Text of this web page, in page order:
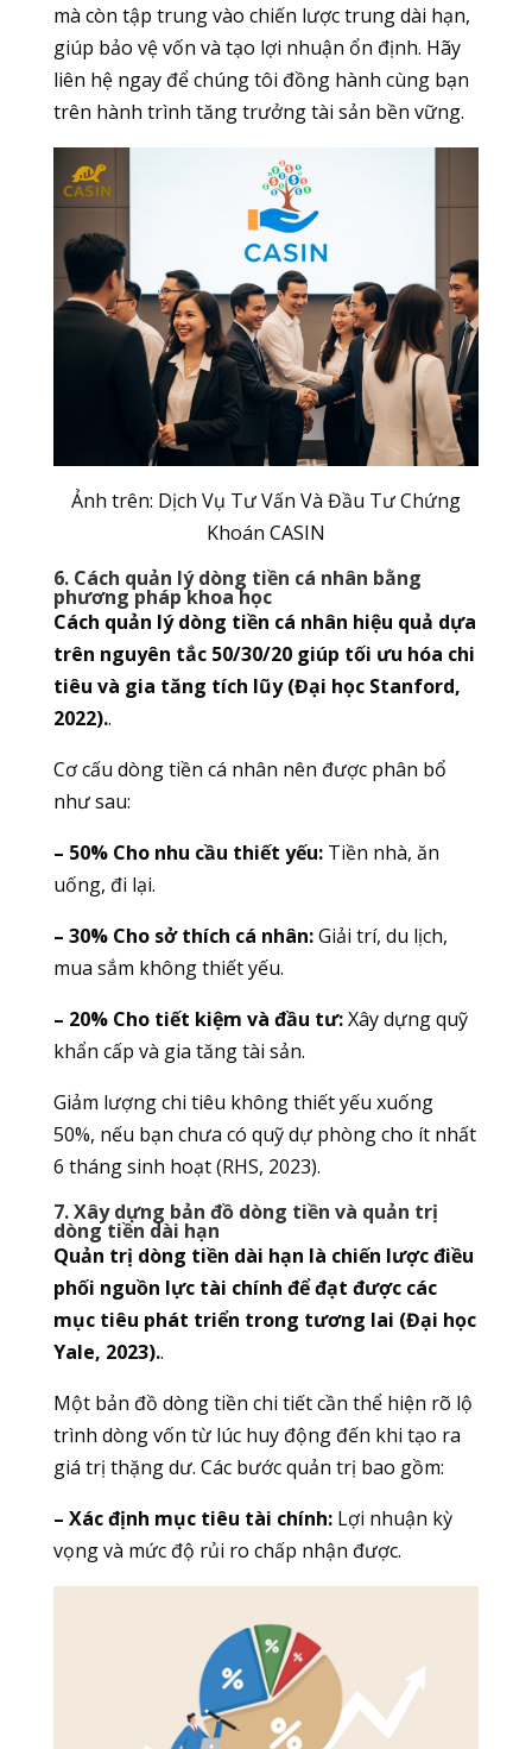
mà còn tập trung vào chiến lược trung dài hạn,
giúp bảo vệ vốn và tạo lợi nhuận ổn định. Hãy
liên hệ ngay để chúng tôi đồng hành cùng bạn
trên hành trình tăng trưởng tài sản bền vững.
Ảnh trên: Dịch Vụ Tư Vấn Và Đầu Tư Chứng
Khoán CASIN
6. Cách quản lý dòng tiền cá nhân bằng
phương pháp khoa học
Cách quản lý dòng tiền cá nhân hiệu quả dựa
trên nguyên tắc 50/30/20 giúp tối ưu hóa chi
tiêu và gia tăng tích lũy (Đại học Stanford,
2022)..
Cơ cấu dòng tiền cá nhân nên được phân bổ
như sau:
– 50% Cho nhu cầu thiết yếu:Tiền nhà, ăn
uống, đi lại.
– 30% Cho sở thích cá nhân:Giải trí, du lịch,
mua sắm không thiết yếu.
– 20% Cho tiết kiệm và đầu tư:Xây dựng quỹ
khẩn cấp và gia tăng tài sản.
Giảm lượng chi tiêu không thiết yếu xuống
50%, nếu bạn chưa có quỹ dự phòng cho ít nhất
6 tháng sinh hoạt (RHS, 2023).
7. Xây dựng bản đồ dòng tiền và quản trị
dòng tiền dài hạn
Quản trị dòng tiền dài hạn là chiến lược điều
phối nguồn lực tài chính để đạt được các
mục tiêu phát triển trong tương lai (Đại học
Yale, 2023)..
Một bản đồ dòng tiền chi tiết cần thể hiện rõ lộ
trình dòng vốn từ lúc huy động đến khi tạo ra
giá trị thặng dư. Các bước quản trị bao gồm:
– Xác định mục tiêu tài chính:Lợi nhuận kỳ
vọng và mức độ rủi ro chấp nhận được.